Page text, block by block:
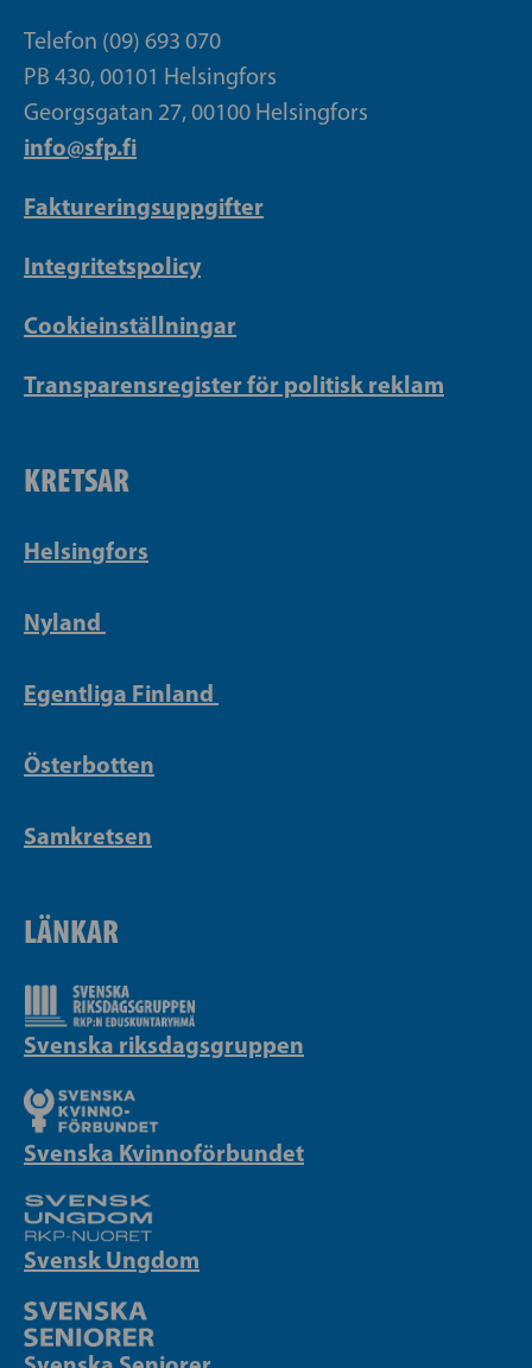
Telefon (09) 693 070
PB 430, 00101 Helsingfors
Georgsgatan 27, 00100 Helsingfors
info@sfp.fi
Faktureringsuppgifter
Integritetspolicy
Cookieinställningar
Transparensregister för politisk reklam
KRETSAR
Helsingfors
Nyland
Egentliga Finland
Österbotten
Samkretsen
LÄNKAR
Svenska riksdagsgruppen
Svenska Kvinnoförbundet
Svensk Ungdom